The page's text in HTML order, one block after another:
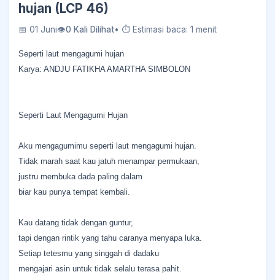
hujan (LCP 46)
📅 01 Juni👁0 Kali Dilihat• ⏱ Estimasi baca: 1 menit
Seperti laut mengagumi hujan
Karya: ANDJU FATIKHA AMARTHA SIMBOLON
Seperti Laut Mengagumi Hujan
Aku mengagumimu seperti laut mengagumi hujan.
Tidak marah saat kau jatuh menampar permukaan,
justru membuka dada paling dalam
biar kau punya tempat kembali.
Kau datang tidak dengan guntur,
tapi dengan rintik yang tahu caranya menyapa luka.
Setiap tetesmu yang singgah di dadaku
mengajari asin untuk tidak selalu terasa pahit.